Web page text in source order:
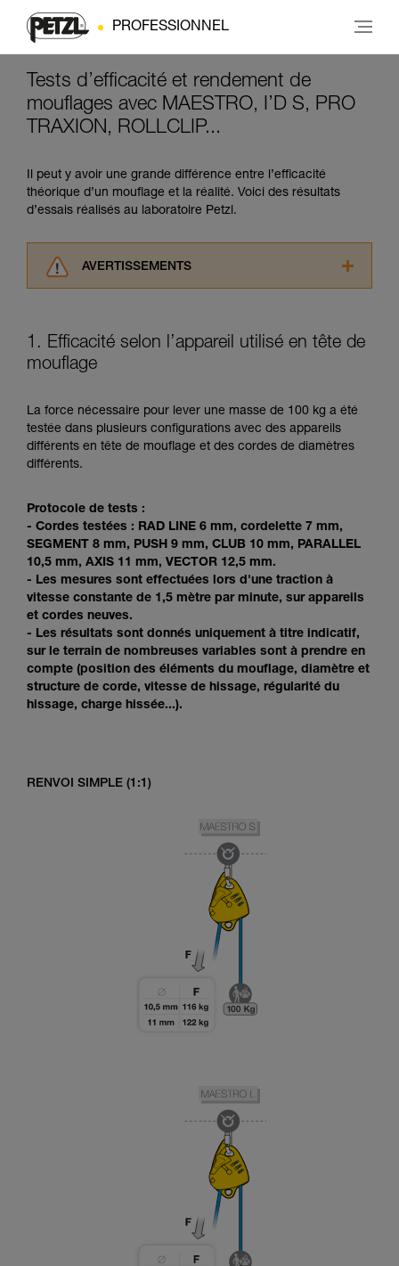
PROFESSIONNEL
Tests d’efficacité et rendement de
mouflages avec MAESTRO, I’D S, PRO
TRAXION, ROLLCLIP...
Il peut y avoir une grande différence entre l’efficacité
théorique d’un mouflage et la réalité. Voici des résultats
d’essais réalisés au laboratoire Petzl.
AVERTISSEMENTS
consulter. Vous devez avoir compris les
informations de la notice technique pour
pouvoir comprendre ce complément
Maîtriser ces techniques nécessite une
formation et un entraînement spécifique. Validez
avec un professionnel votre capacité à refaire
liées à votre activité. Il peut en exister d’autres
que nous ne décrivons pas ici.
1. Efficacité selon l’appareil utilisé en tête de
mouflage
La force nécessaire pour lever une masse de 100 kg a été
testée dans plusieurs configurations avec des appareils
différents en tête de mouflage et des cordes de diamètres
différents.
Protocole de tests :
- Cordes testées : RAD LINE 6 mm, cordelette 7 mm,
SEGMENT 8 mm, PUSH 9 mm, CLUB 10 mm, PARALLEL
10,5 mm, AXIS 11 mm, VECTOR 12,5 mm.
- Les mesures sont effectuées lors d'une traction à
vitesse constante de 1,5 mètre par minute, sur appareils
et cordes neuves.
- Les résultats sont donnés uniquement à titre indicatif,
sur le terrain de nombreuses variables sont à prendre en
compte (position des éléments du mouflage, diamètre et
structure de corde, vitesse de hissage, régularité du
hissage, charge hissée...).
RENVOI SIMPLE (1:1)